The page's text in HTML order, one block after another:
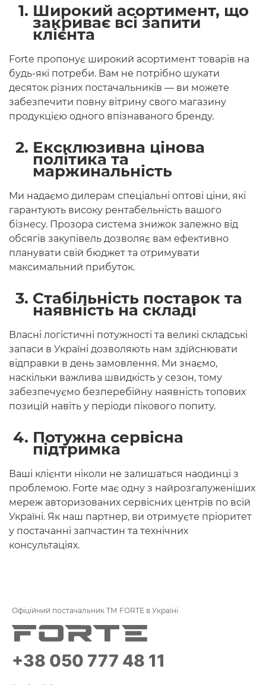
Широкий асортимент, що
закриває всі запити
клієнта
Forte пропонує широкий асортимент товарів на
будь-які потреби. Вам не потрібно шукати
десяток різних постачальників — ви можете
забезпечити повну вітрину свого магазину
продукцією одного впізнаваного бренду.
Ексклюзивна цінова
політика та
маржинальність
Ми надаємо дилерам спеціальні оптові ціни, які
гарантують високу рентабельність вашого
бізнесу. Прозора система знижок залежно від
обсягів закупівель дозволяє вам ефективно
планувати свій бюджет та отримувати
максимальний прибуток.
Стабільність поставок та
наявність на складі
Власні логістичні потужності та великі складські
запаси в Україні дозволяють нам здійснювати
відправки в день замовлення. Ми знаємо,
наскільки важлива швидкість у сезон, тому
забезпечуємо безперебійну наявність топових
позицій навіть у періоди пікового попиту.
Потужна сервісна
підтримка
Ваші клієнти ніколи не залишаться наодинці з
проблемою. Forte має одну з найрозгалуженіших
мереж авторизованих сервісних центрів по всій
Україні. Як наш партнер, ви отримуєте пріоритет
у постачанні запчастин та технічних
консультаціях.
Офіційний постачальник ТМ FORTE в Україні
+38 050 777 48 11